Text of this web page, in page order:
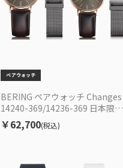
BERING ペアウォッチ Changes
14240-369/14236-369 日本限定
モデル 替えベルト付き クォーツ
ユニセックス EC限定セット
￥62,700(税込)